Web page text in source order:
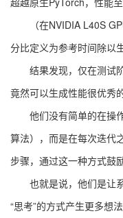
（在NVIDIA L40S
分比定义为参考时间除以
结果发现，仅在测试阶
竟然可以生成性能很优秀
他们没有简单的在操
算法），而是在每次迭代
步骤，通过这一种方式鼓
也就是说，他们是让
“思考”的方式产生更多想